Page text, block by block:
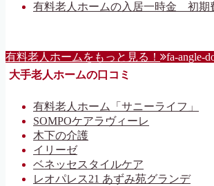
有料老人ホームの入居一時金 初期
有料老人ホームをもっと見る！ fa-angle-
大手老人ホームの口コミ
有料老人ホーム「サニーライフ」
SOMPOケアラヴィーレ
木下の介護
イリーゼ
ベネッセスタイルケア
レオパレス21 あずみ苑グランデ